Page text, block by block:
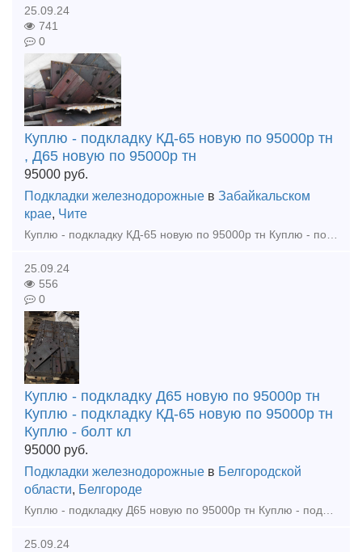
25.09.24
741
0
Куплю - подкладку КД-65 новую по 95000р тн
, Д65 новую по 95000р тн
95000 руб.
Подкладки железнодорожные в Забайкальском
крае, Чите
Куплю - подкладку КД-65 новую по 95000р тн Куплю - подкладку Д65 новую по 95000р тн Куплю - болт клеммный м22х75 в сборе новый по 68000р тн Куплю - рельсы р65 12, 5м 1гр износа от 38000р тн Куплю
25.09.24
556
0
Куплю - подкладку Д65 новую по 95000р тн
Куплю - подкладку КД-65 новую по 95000р тн
Куплю - болт кл
95000 руб.
Подкладки железнодорожные в Белгородской
области, Белгороде
Куплю - подкладку Д65 новую по 95000р тн Куплю - подкладку КД-65 новую по 95000р тн Куплю - болт клеммный м22х75 в сборе новый по 68000р тн Куплю - рельсы р65 12, 5м 1гр износа от 38000р тн Куплю
25.09.24